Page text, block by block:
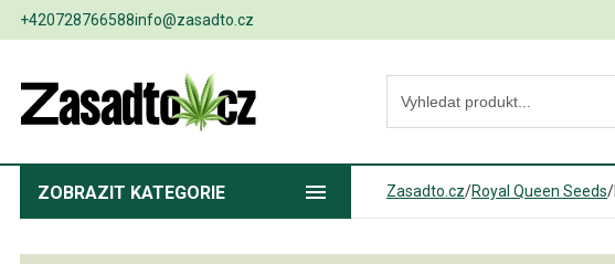
+420728766588info@zasadto.cz
ZOBRAZIT KATEGORIE Zasadto.cz/Royal Queen Seeds/